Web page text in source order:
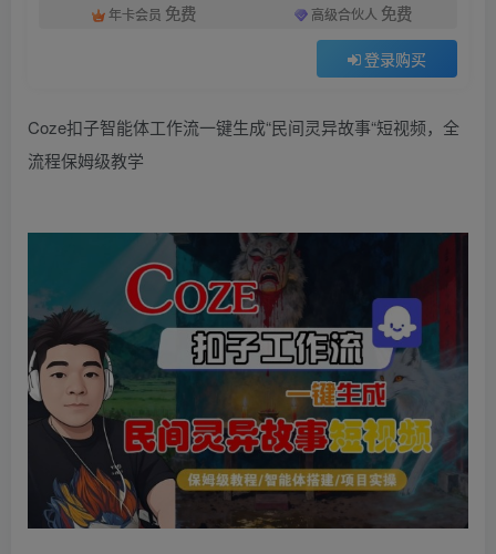
年卡会员 免费 高级合伙人 免费
登录购买
Coze扣子智能体工作流一键生成“民间灵异故事“短视频，全
流程保姆级教学